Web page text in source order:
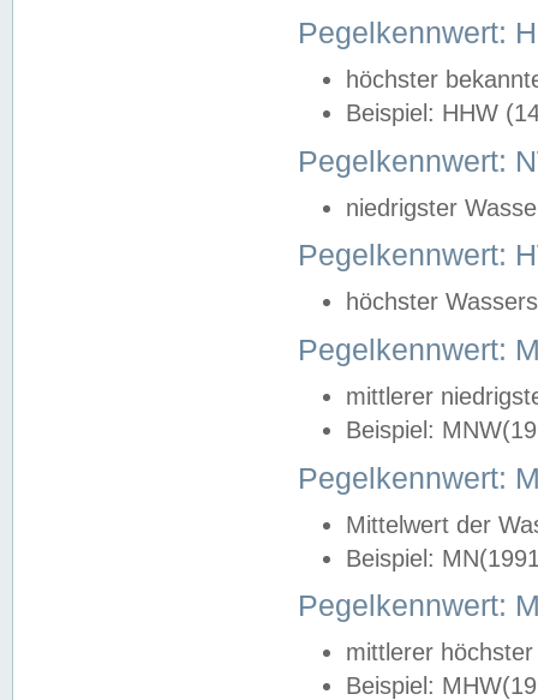
Pegelkennwert:
höchster
Beispiel: HHW
Pegelkennwert:
niedrigster
Pegelkennwert:
höchster
Pegelkennwert:
mittlerer
Beispiel:
Pegelkennwert:
Mittelwert der
Beispiel:
Pegelkennwert:
mittlerer
Beispiel: